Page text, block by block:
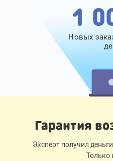
1
Новых
Гарантия
Эксперт получил
Только